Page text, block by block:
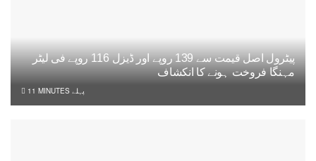
پیٹرول اصل قیمت سے 139 روپے اور ڈیزل 116 روپے فی لیٹر
مہنگا فروخت ہونے کا انکشاف
11 MINUTES پہلے